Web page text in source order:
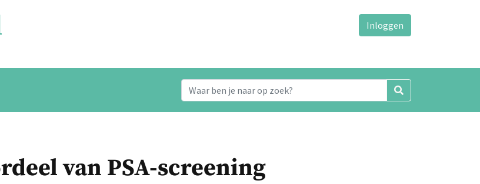
Inloggen
van PSA-screening